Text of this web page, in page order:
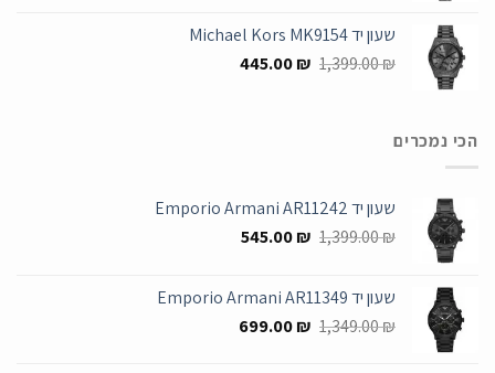
1,690.00 ₪.
845.00 ₪.
שעון יד Michael Kors MK9154
1,399.00₪
המחיר
445.00₪
המחיר
הכי נמכרים
שעון יד Emporio Armani AR11242
1,399.00₪
המחיר
1,399.00 ₪.
545.00₪
המחיר
545.00 ₪.
שעון יד Emporio Armani AR11349
1,349.00₪
המחיר
699.00₪
המחיר